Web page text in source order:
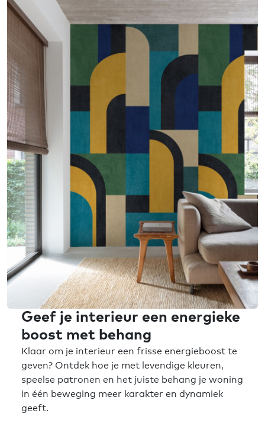
Geef je interieur een energieke
boost met behang
Klaar om je interieur een frisse energieboost te
geven? Ontdek hoe je met levendige kleuren,
speelse patronen en het juiste behang je woning
in één beweging meer karakter en dynamiek
geeft.